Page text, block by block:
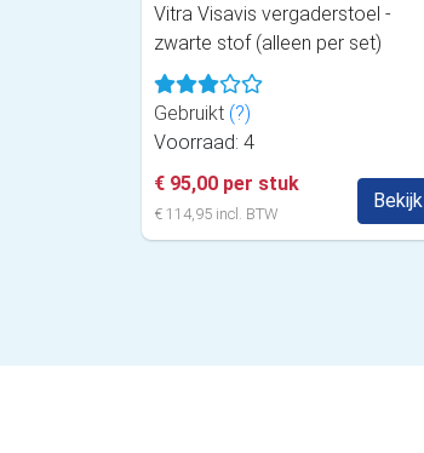
Vitra Visavis vergaderstoel -
zwarte stof (alleen per set)
Gebruikt (?)
Voorraad: 4
€ 95,00 per stuk
€ 114,95 incl. BTW
Bekijk